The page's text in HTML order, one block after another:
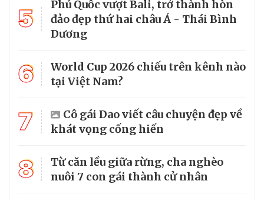
5
Phú Quốc vượt Bali, trở thành hòn
đảo đẹp thứ hai châu Á - Thái Bình
Dương
6
World Cup 2026 chiếu trên kênh nào
tại Việt Nam?
7
Cô gái Dao viết câu chuyện đẹp về
khát vọng cống hiến
8
Từ căn lều giữa rừng, cha nghèo
nuôi 7 con gái thành cử nhân